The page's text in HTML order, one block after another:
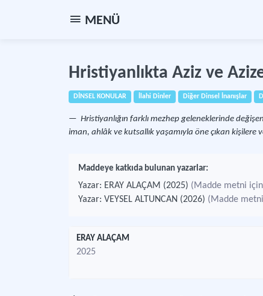
MENÜ
Hristiyanlıkta Aziz ve
DİNSEL KONULAR İlahi Dinler Diğer Dinsel İnanışlar
Hristiyanlığın farklı mezhep geleneklerinde
iman, ahlâk ve kutsallık yaşamıyla öne çıkan kişilere
Maddeye katkıda bulunan yazarlar:
Yazar: ERAY ALAÇAM (2025) (Madde metni için
Yazar: VEYSEL ALTUNCAN (2026) (Madde metni
ERAY ALAÇAM
2025